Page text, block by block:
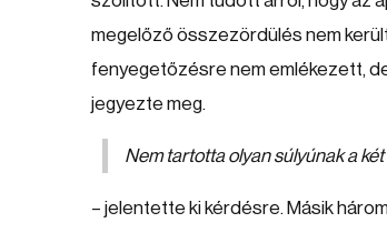
megelőző összezördülés nem
fenyegetőzésre nem emlékezett,
jegyezte meg.
Nem tartotta olyan súlyúnak a
– jelentette ki kérdésre. Másik